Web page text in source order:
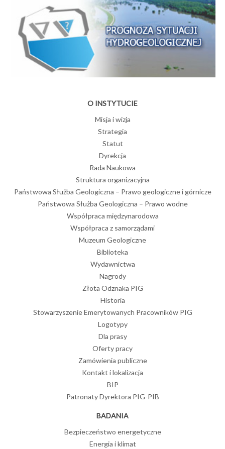
O INSTYTUCIE
Misja i wizja
Strategia
Statut
Dyrekcja
Rada Naukowa
Struktura organizacyjna
Państwowa Służba Geologiczna – Prawo geologiczne i górnicze
Państwowa Służba Geologiczna – Prawo wodne
Współpraca międzynarodowa
Współpraca z samorządami
Muzeum Geologiczne
Biblioteka
Wydawnictwa
Nagrody
Złota Odznaka PIG
Historia
Stowarzyszenie Emerytowanych Pracowników PIG
Logotypy
Dla prasy
Oferty pracy
Zamówienia publiczne
Kontakt i lokalizacja
BIP
Patronaty Dyrektora PIG-PIB
BADANIA
Bezpieczeństwo energetyczne
Energia i klimat